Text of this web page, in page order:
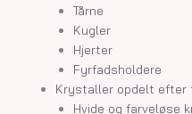
Tårne
Kugler
Hjerter
Fyrfadsholdere
Krystaller opdelt efter
Hvide og farveløse